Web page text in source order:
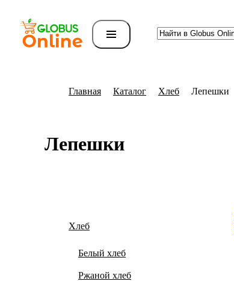
Главная Каталог Хлеб Лепешки
Лепешки
Хлеб
Белый хлеб
Ржаной хлеб